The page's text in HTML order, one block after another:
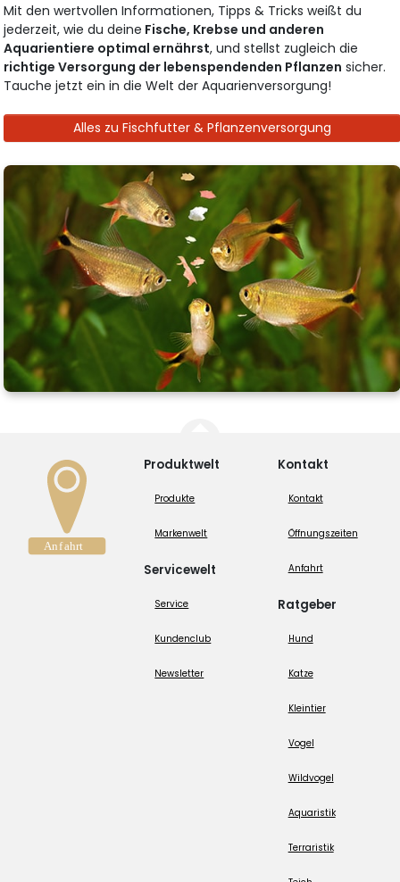
Mit den wertvollen Informationen, Tipps & Tricks weißt du
jederzeit, wie du deine Fische, Krebse und anderen
Aquarientiere optimal ernährst, und stellst zugleich die
richtige Versorgung der lebenspendenden Pflanzen sicher.
Tauche jetzt ein in die Welt der Aquarienversorgung!
Alles zu Fischfutter & Pflanzenversorgung
Produktwelt
Produkte
Markenwelt
Servicewelt
Service
Kundenclub
Newsletter
Kontakt
Kontakt
Öffnungszeiten
Anfahrt
Ratgeber
Hund
Katze
Kleintier
Vogel
Wildvogel
Aquaristik
Terraristik